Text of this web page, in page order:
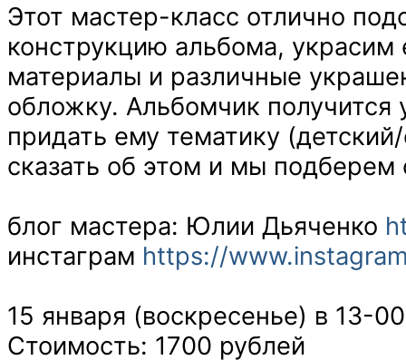
Этот мастер-класс отлично
конструкцию альбома, украсим
материалы и различные
обложку. Альбомчик получится
придать ему тематику
сказать об этом и мы
блог мастера: Юлии Дьяченко
инстаграм https://
15 января (воскресенье) в 13-00
Стоимость: 1700 рублей